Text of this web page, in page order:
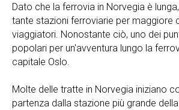
Dato che la ferrovia in Norvegia è
tante stazioni ferroviarie per maggiore
viaggiatori. Nonostante ciò, uno dei
popolari per un'avventura lungo la
capitale Oslo.
Molte delle tratte in Norvegia iniziano
partenza dalla stazione più grande